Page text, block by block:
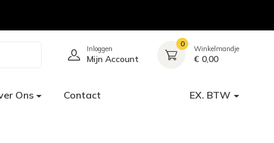
Inloggen
Mijn Account
0
Winkelmandje
€ 0,00
Ons Contact EX. BTW